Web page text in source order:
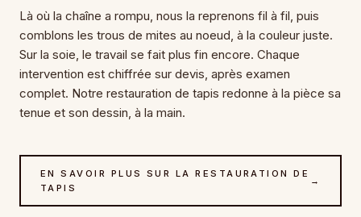
Là où la chaîne a rompu, nous la reprenons fil à fil, puis
comblons les trous de mites au noeud, à la couleur juste.
Sur la soie, le travail se fait plus fin encore. Chaque
intervention est chiffrée sur devis, après examen
complet. Notre restauration de tapis redonne à la pièce sa
tenue et son dessin, à la main.
EN SAVOIR PLUS SUR LA RESTAURATION DE
TAPIS
→